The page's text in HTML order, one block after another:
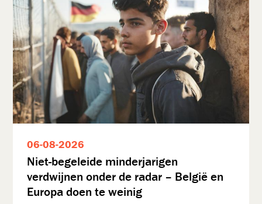
06-08-2026
Niet-begeleide minderjarigen
verdwijnen onder de radar – België en
Europa doen te weinig